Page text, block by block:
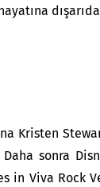
Kristen
sonra
in Viva Rock